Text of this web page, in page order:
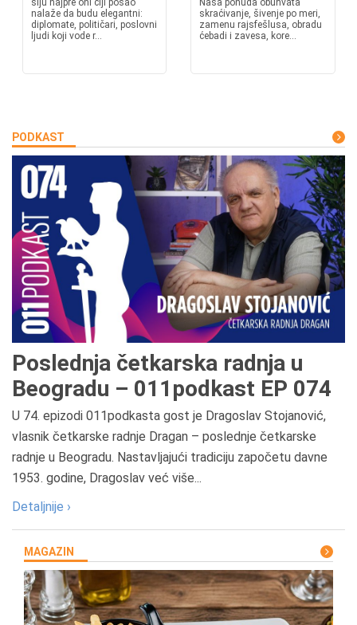
šiju najpre oni čiji posao
nalaže da budu elegantni:
diplomate, političari, poslovni
ljudi koji vode r...
Naša ponuda obuhvata
skraćivanje, šivenje po meri,
zamenu rajsfešlusa, obradu
ćebadi i zavesa, kore...
PODKAST
Poslednja četkarska radnja u
Beogradu – 011podkast EP 074
U 74. epizodi 011podkasta gost je Dragoslav Stojanović,
vlasnik četkarske radnje Dragan – poslednje četkarske
radnje u Beogradu. Nastavljajući tradiciju započetu davne
1953. godine, Dragoslav već više...
Detaljnije ›
MAGAZIN